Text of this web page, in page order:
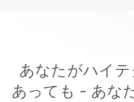
あなたがハイ
あっても - あな